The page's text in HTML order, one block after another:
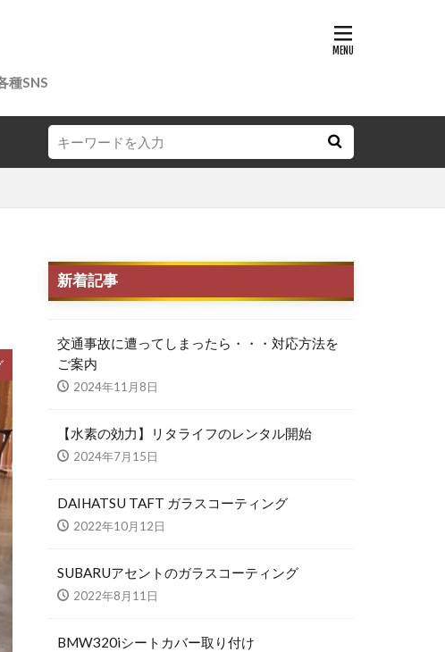
種SNS
新着記事
交通事故に遭ってしまったら・・・対応方法を
ご案内
2024年11月8日
【水素の効力】リタライフのレンタル開始
2024年7月15日
DAIHATSU TAFT ガラスコーティング
2022年10月12日
SUBARUアセントのガラスコーティング
2022年8月11日
BMW320iシートカバー取り付け
修理
オールペン